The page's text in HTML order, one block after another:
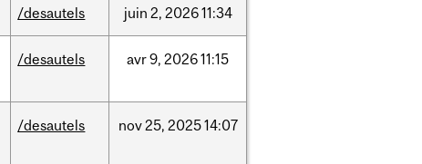
/desautels juin 2, 202611:34
/desautels avr9, 202611:15
/desautels nov25, 202514:07